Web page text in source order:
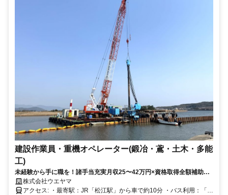
建設作業員・重機オペレーター(鍛冶・鳶・土木・多能
工)
未経験から手に職を！諸手当充実月収25〜42万円×資格取得全額補助！
想定年収400～600万円！賞与・昇給あり！
株式会社ウエヤマ
アクセス: ・最寄駅：JR「松江駅」から車で約10分 ・バス利用：「矢